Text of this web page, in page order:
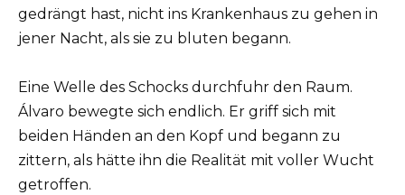
gedrängt hast, nicht ins Krankenhaus zu gehen in
jener Nacht, als sie zu bluten begann.
Eine Welle des Schocks durchfuhr den Raum.
Álvaro bewegte sich endlich. Er griff sich mit
beiden Händen an den Kopf und begann zu
zittern, als hätte ihn die Realität mit voller Wucht
getroffen.